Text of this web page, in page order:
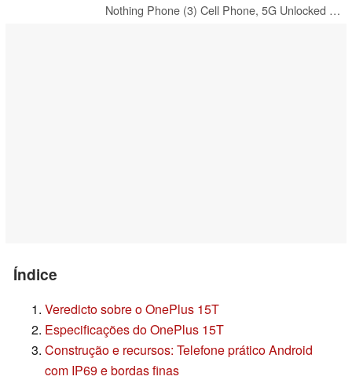
Nothing Phone (3) Cell Phone, 5G Unlocked Phones 256GB, Android 15, Snapdragon 8s Gen4, AI Mobile Phones with Four 50MP Cameras & AMOLED Display, 5150mAh, Glyph Interface, Smartphone Black
Índice
Veredicto sobre o OnePlus 15T
Especificações do OnePlus 15T
Construção e recursos: Telefone prático Android
com IP69 e bordas finas